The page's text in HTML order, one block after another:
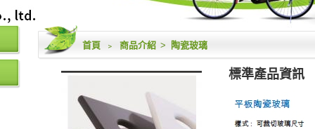
首頁 ﹥ 商品介紹 > 陶瓷玻璃
標準產品資訊